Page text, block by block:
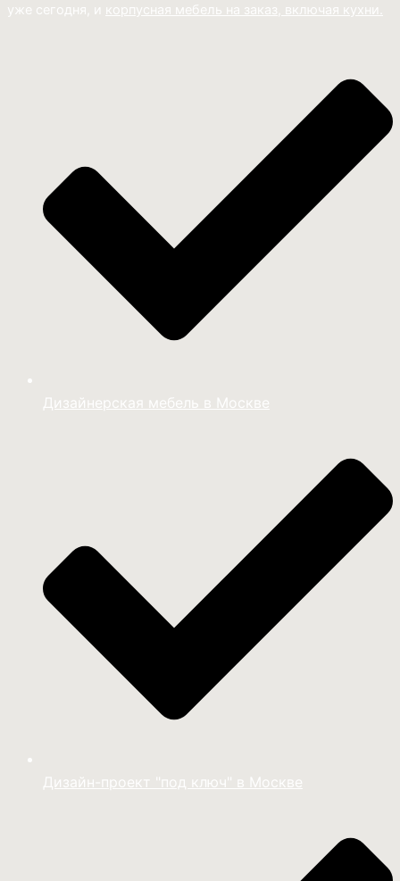
уже сегодня, и корпусная мебель на заказ, включая кухни.
Дизайнерская мебель в Москве
Дизайн-проект "под ключ" в Москве